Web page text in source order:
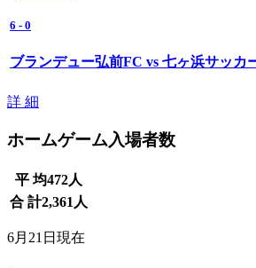
6 - 0
ブランデュー弘前FC vs 七ヶ浜サッカ
詳 細
ホームゲーム入場者数
平 均472人
合 計2,361 人
6月21日現在